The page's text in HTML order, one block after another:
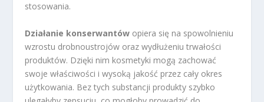
stosowania.
Działanie konserwantów opiera się na spowolnieniu
wzrostu drobnoustrojów oraz wydłużeniu trwałości
produktów. Dzięki nim kosmetyki mogą zachować
swoje właściwości i wysoką jakość przez cały okres
użytkowania. Bez tych substancji produkty szybko